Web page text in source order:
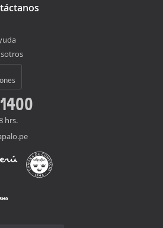
hrs.